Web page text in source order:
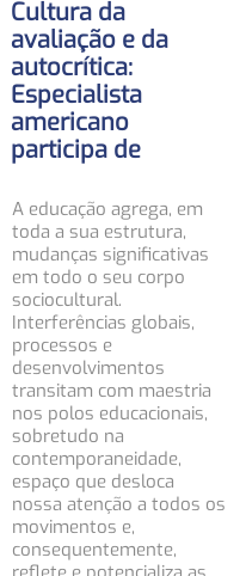
Cultura da
avaliação e da
autocrítica:
Especialista
americano
participa de
A educação agrega, em
toda a sua estrutura,
mudanças significativas
em todo o seu corpo
sociocultural.
Interferências globais,
processos e
desenvolvimentos
transitam com maestria
nos polos educacionais,
sobretudo na
contemporaneidade,
espaço que desloca
nossa atenção a todos os
movimentos e,
consequentemente,